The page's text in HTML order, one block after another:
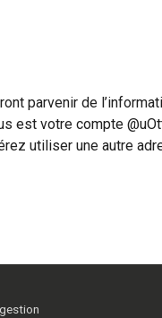
parvenir de
est votre compte
utiliser une autre